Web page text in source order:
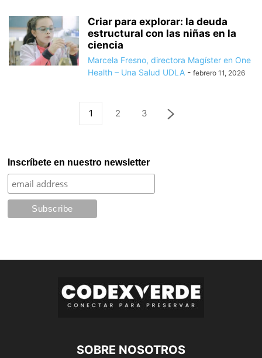
Criar para explorar: la deuda
estructural con las niñas en la
ciencia
Marcela Fresno, directora Magíster en One
Health – Una Salud UDLA - febrero 11, 2026
1 2 3
Inscríbete en nuestro newsletter
SOBRE NOSOTROS